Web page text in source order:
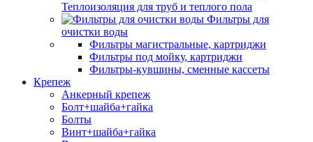
Теплоизоляция для труб и теплого пола
Фильтры для
очистки воды
Фильтры магистральные, картриджи
Фильтры под мойку, картриджи
Фильтры-кувшины, сменные кассеты
Крепеж
Анкерный крепеж
Болт+шайба+гайка
Болты
Винт+шайба+гайка